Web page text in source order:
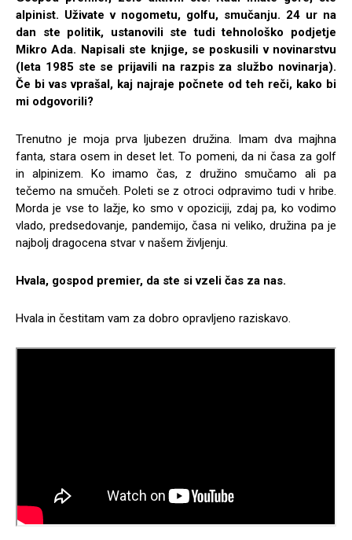
alpinist. Uživate v nogometu, golfu, smučanju. 24 ur na
dan ste politik, ustanovili ste tudi tehnološko podjetje
Mikro Ada. Napisali ste knjige, se poskusili v novinarstvu
(leta 1985 ste se prijavili na razpis za službo novinarja).
Če bi vas vprašal, kaj najraje počnete od teh reči, kako bi
mi odgovorili?
Trenutno je moja prva ljubezen družina. Imam dva majhna
fanta, stara osem in deset let. To pomeni, da ni časa za golf
in alpinizem. Ko imamo čas, z družino smučamo ali pa
tečemo na smučeh. Poleti se z otroci odpravimo tudi v hribe.
Morda je vse to lažje, ko smo v opoziciji, zdaj pa, ko vodimo
vlado, predsedovanje, pandemijo, časa ni veliko, družina pa je
najbolj dragocena stvar v našem življenju.
Hvala, gospod premier, da ste si vzeli čas za nas.
Hvala in čestitam vam za dobro opravljeno raziskavo.